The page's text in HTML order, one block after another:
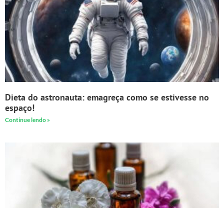
Dieta do astronauta: emagreça como se estivesse no
espaço!
Continue lendo »